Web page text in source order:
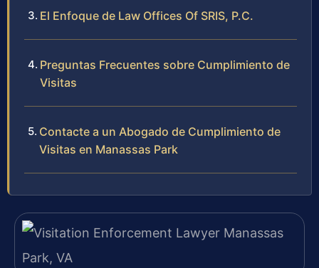
El Enfoque de Law Offices Of SRIS, P.C.
Preguntas Frecuentes sobre Cumplimiento de
Visitas
Contacte a un Abogado de Cumplimiento de
Visitas en Manassas Park